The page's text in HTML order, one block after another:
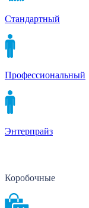
Стандартный
Профессиональный
Энтерпрайз
Коробочные